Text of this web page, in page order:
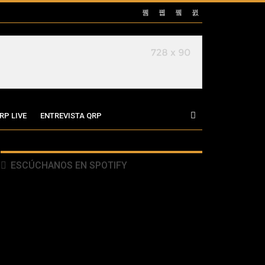
LIVE ENTREVISTA QRP
ESCÚCHANOS EN SPOTIFY